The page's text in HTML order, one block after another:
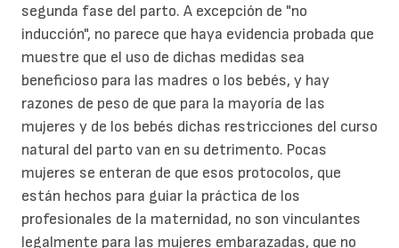
segunda fase del parto. A excepción de "no
inducción", no parece que haya evidencia probada que
muestre que el uso de dichas medidas sea
beneficioso para las madres o los bebés, y hay
razones de peso de que para la mayoría de las
mujeres y de los bebés dichas restricciones del curso
natural del parto van en su detrimento. Pocas
mujeres se enteran de que esos protocolos, que
están hechos para guiar la práctica de los
profesionales de la maternidad, no son vinculantes
legalmente para las mujeres embarazadas, que no